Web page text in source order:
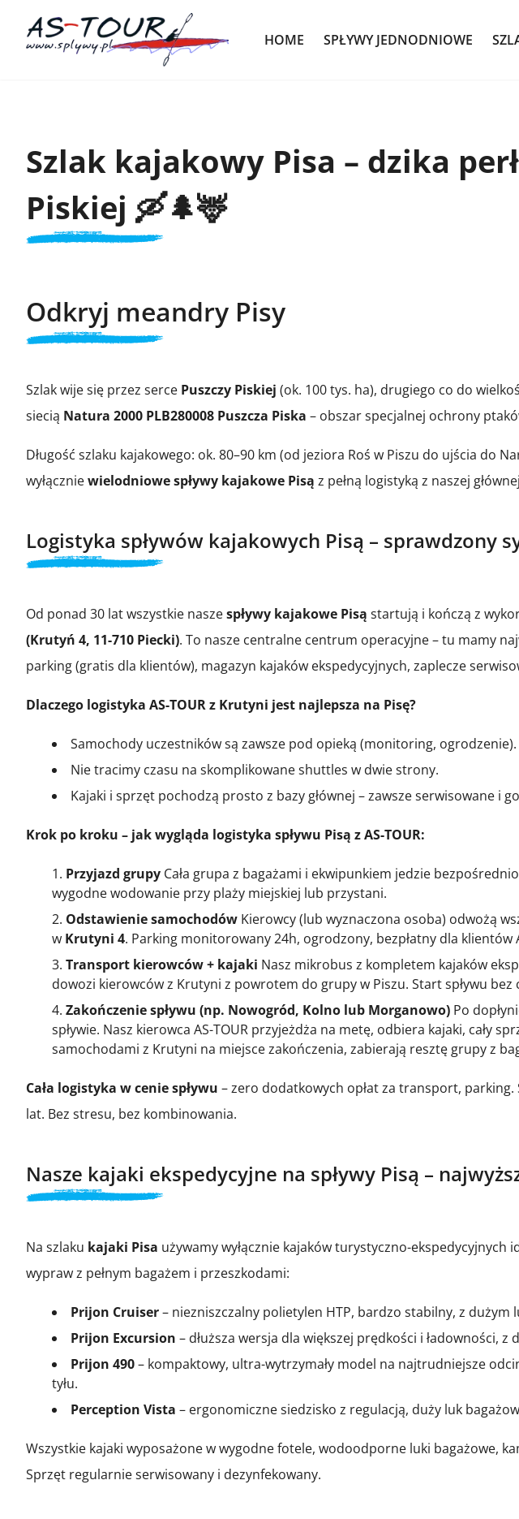
HOME SPŁYWY JEDNODNIOWE
Szlak kajakowy Pisa – dzika
Piskiej 🛶🌲🦌
Odkryj meandry Pisy
Szlak wije się przez serce Puszczy Piskiej (ok. 100 tys. ha), drugiego co do
siecią Natura 2000 PLB280008 Puszcza Piska – obszar specjalnej ochrony
Długość szlaku kajakowego: ok. 80–90 km (od jeziora Roś w Piszu do ujścia do
wyłączniewielodniowe spływy kajakowe Pisą z pełną logistyką z naszej
Logistyka spływów kajakowych Pisą – sprawdzony
Od ponad 30 lat wszystkie naszespływy kajakowe Pisą startują i kończą z
(Krutyń 4, 11-710 Piecki). To nasze centralne centrum operacyjne – tu mamy
parking (gratis dla klientów), magazyn kajaków ekspedycyjnych, zaplecze
Dlaczego logistyka AS-TOUR z Krutyni jest najlepsza na Pisę?
Samochody uczestników są zawsze pod opieką (monitoring, ogrodzenie).
Nie tracimy czasu na skomplikowane shuttles w dwie strony.
Kajaki i sprzęt pochodzą prosto z bazy głównej – zawsze serwisowane i
Krok po kroku – jak wygląda logistyka spływu Pisą z AS-TOUR:
Przyjazd grupy Cała grupa z bagażami i ekwipunkiem jedzie
wygodne wodowanie przy plaży miejskiej lub przystani.
Odstawienie samochodów Kierowcy (lub wyznaczona osoba) odwożą
w Krutyni 4. Parking monitorowany 24h, ogrodzony, bezpłatny dla klientów
Transport kierowców + kajaki Nasz mikrobus z kompletem kajaków
dowozi kierowców z Krutyni z powrotem do grupy w Piszu. Start spływu bez
Zakończenie spływu (np. Nowogród, Kolno lub Morganowo) Po
spływie. Nasz kierowca AS-TOUR przyjeżdża na metę, odbiera kajaki, cały
samochodami z Krutyni na miejsce zakończenia, zabierają resztę grupy z
Cała logistyka w cenie spływu – zero dodatkowych opłat za transport,
lat. Bez stresu, bez kombinowania.
Nasze kajaki ekspedycyjne na spływy Pisą –
Na szlaku kajaki Pisa używamy wyłącznie kajaków turystyczno-
wypraw z pełnym bagażem i przeszkodami:
Prijon Cruiser– niezniszczalny polietylen HTP, bardzo stabilny, z dużym
Prijon Excursion – dłuższa wersja dla większej prędkości i ładowności,
Prijon 490– kompaktowy, ultra-wytrzymały model na najtrudniejsze
tyłu.
Perception Vista – ergonomiczne siedzisko z regulacją, duży luk
Wszystkie kajaki wyposażone w wygodne fotele, wodoodporne luki bagażowe,
Sprzęt regularnie serwisowany i dezynfekowany.